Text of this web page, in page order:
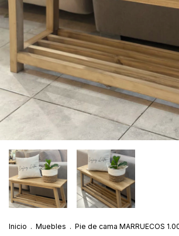
Inicio . Muebles . Pie de cama MARRUECOS